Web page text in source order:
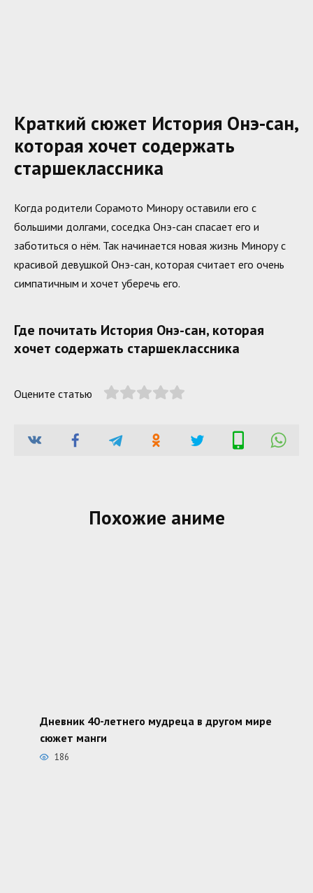
Краткий сюжет История Онэ-сан,
которая хочет содержать
старшеклассника
Когда родители Сорамото Минору оставили его с
большими долгами, соседка Онэ-сан спасает его и
заботиться о нём. Так начинается новая жизнь Минору с
красивой девушкой Онэ-сан, которая считает его очень
симпатичным и хочет уберечь его.
Где почитать История Онэ-сан, которая
хочет содержать старшеклассника
Оцените статью
Похожие аниме
Дневник 40-летнего мудреца в другом мире
сюжет манги
186